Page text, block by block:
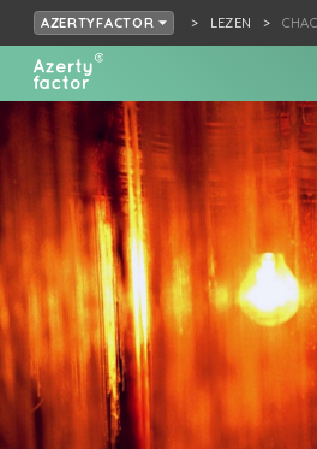
AZERTYFACTOR LEZEN